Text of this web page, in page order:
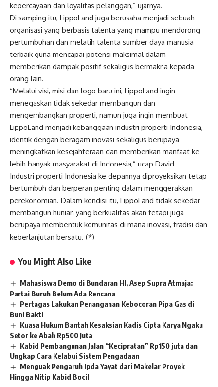
kepercayaan dan loyalitas pelanggan,” ujarnya.
Di samping itu, LippoLand juga berusaha menjadi sebuah
organisasi yang berbasis talenta yang mampu mendorong
pertumbuhan dan melatih talenta sumber daya manusia
terbaik guna mencapai potensi maksimal dalam
memberikan dampak positif sekaligus bermakna kepada
orang lain.
“Melalui visi, misi dan logo baru ini, LippoLand ingin
menegaskan tidak sekedar membangun dan
mengembangkan properti, namun juga ingin membuat
LippoLand menjadi kebanggaan industri properti Indonesia,
identik dengan beragam inovasi sekaligus berupaya
meningkatkan kesejahteraan dan memberikan manfaat ke
lebih banyak masyarakat di Indonesia,” ucap David.
Industri properti Indonesia ke depannya diproyeksikan tetap
bertumbuh dan berperan penting dalam menggerakkan
perekonomian. Dalam kondisi itu, LippoLand tidak sekedar
membangun hunian yang berkualitas akan tetapi juga
berupaya membentuk komunitas di mana inovasi, tradisi dan
keberlanjutan bersatu. (*)
You Might Also Like
Mahasiswa Demo di Bundaran HI, Asep Supra Atmaja:
Partai Buruh Belum Ada Rencana
Pertagas Lakukan Penanganan Kebocoran Pipa Gas di
Buni Bakti
Kuasa Hukum Bantah Kesaksian Kadis Cipta Karya Ngaku
Setor ke Abah Rp500 Juta
Kabid Pembangunan Jalan “Kecipratan” Rp150 juta dan
Ungkap Cara Kelabui Sistem Pengadaan
Menguak Pengaruh Ipda Yayat dari Makelar Proyek
Hingga Nitip Kabid Bocil